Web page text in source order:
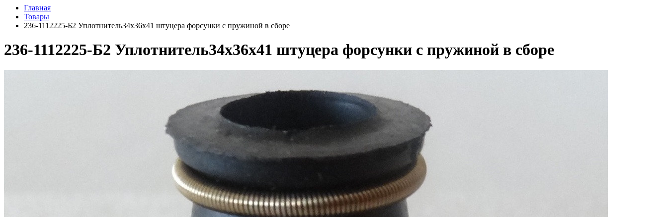
Главная
Товары
236-1112225-Б2 Уплотнитель34х36х41 штуцера форсунки с пружиной в сборе
236-1112225-Б2 Уплотнитель34х36х41 штуцера форсунки с пружиной в сборе